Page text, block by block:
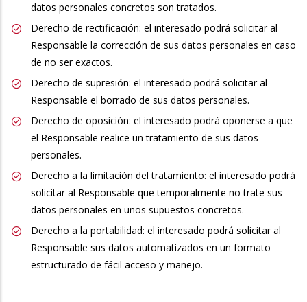
datos personales concretos son tratados.
Derecho de rectificación: el interesado podrá solicitar al
Responsable la corrección de sus datos personales en caso
de no ser exactos.
Derecho de supresión: el interesado podrá solicitar al
Responsable el borrado de sus datos personales.
Derecho de oposición: el interesado podrá oponerse a que
el Responsable realice un tratamiento de sus datos
personales.
Derecho a la limitación del tratamiento: el interesado podrá
solicitar al Responsable que temporalmente no trate sus
datos personales en unos supuestos concretos.
Derecho a la portabilidad: el interesado podrá solicitar al
Responsable sus datos automatizados en un formato
estructurado de fácil acceso y manejo.